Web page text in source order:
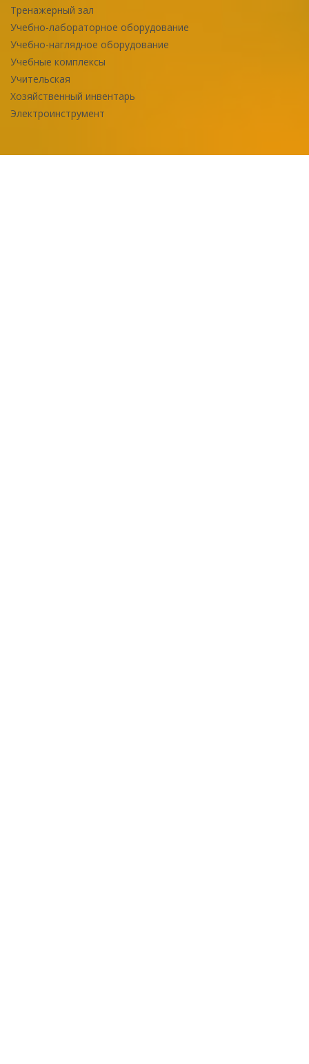
Тренажерный зал
Учебно-лабораторное оборудование
Учебно-наглядное оборудование
Учебные комплексы
Учительская
Хозяйственный инвентарь
Электроинструмент